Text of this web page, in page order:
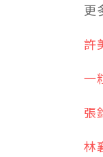
更
許
一
張
林